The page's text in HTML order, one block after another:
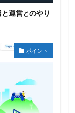
運営とのやり
ポイント